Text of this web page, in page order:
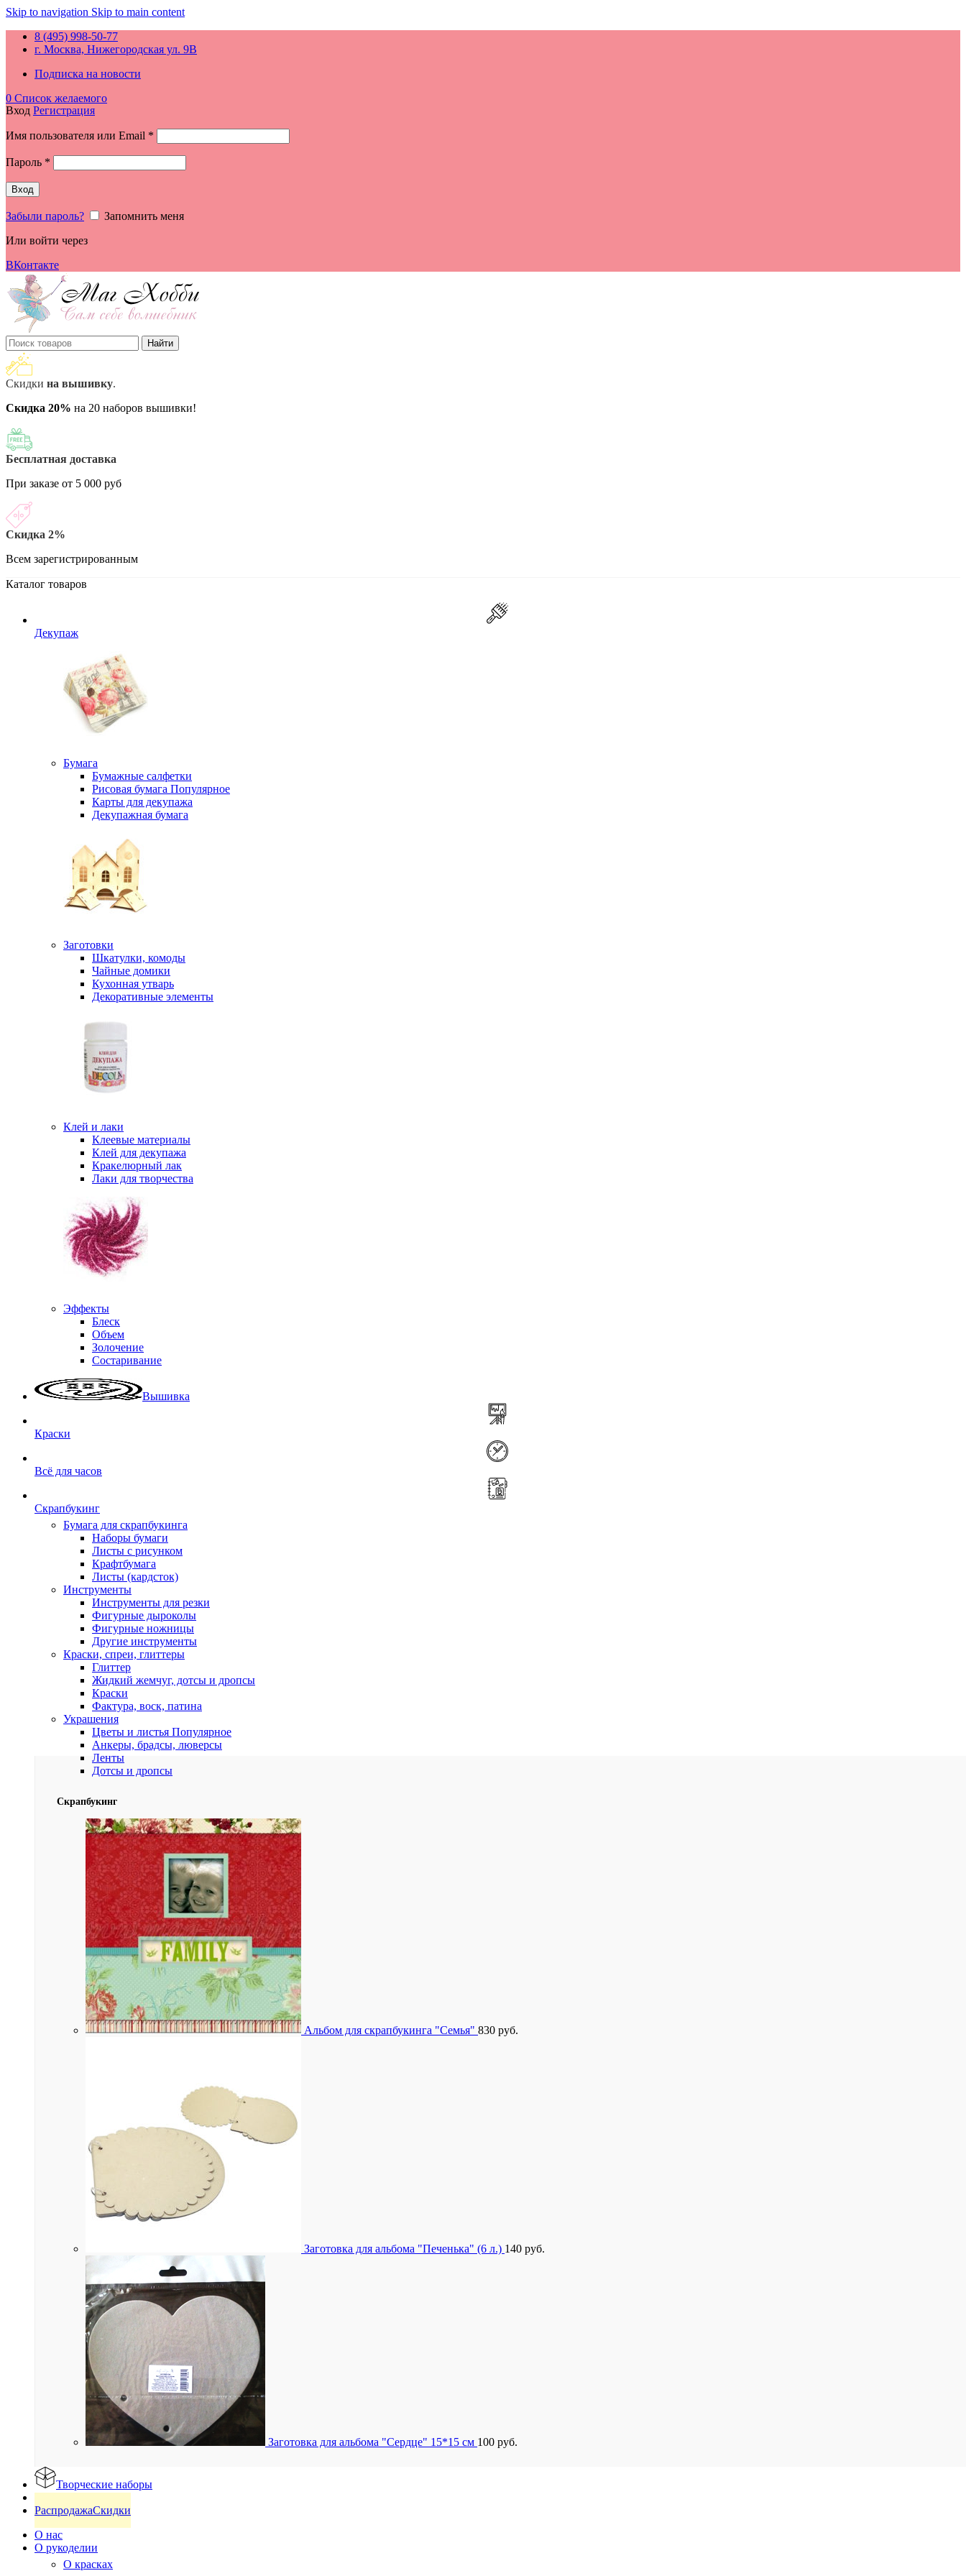
Skip to navigation Skip to main content
8 (495) 998-50-77
г. Москва, Нижегородская ул. 9В
Подписка на новости
0 Список желаемого
Вход Регистрация
Имя пользователя или Email *
Пароль *
Вход
Забыли пароль?
Запомнить меня
Или войти через
ВКонтакте
Найти
Скидки на вышивку.
Скидка 20% на 20 наборов вышивки!
Бесплатная доставка
При заказе от 5 000 руб
Скидка 2%
Всем зарегистрированным
Каталог товаров
Декупаж
Бумага
Бумажные салфетки
Рисовая бумага Популярное
Карты для декупажа
Декупажная бумага
Заготовки
Шкатулки, комоды
Чайные домики
Кухонная утварь
Декоративные элементы
Клей и лаки
Клеевые материалы
Клей для декупажа
Кракелюрный лак
Лаки для творчества
Эффекты
Блеск
Объем
Золочение
Состаривание
Вышивка
Краски
Всё для часов
Скрапбукинг
Бумага для скрапбукинга
Наборы бумаги
Листы с рисунком
Крафтбумага
Листы (кардсток)
Инструменты
Инструменты для резки
Фигурные дыроколы
Фигурные ножницы
Другие инструменты
Краски, спреи, глиттеры
Глиттер
Жидкий жемчуг, дотсы и дропсы
Краски
Фактура, воск, патина
Украшения
Цветы и листья Популярное
Анкеры, брадсы, люверсы
Ленты
Дотсы и дропсы
Скрапбукинг
Альбом для скрапбукинга "Семья" 830 руб.
Заготовка для альбома "Печенька" (6 л.) 140 руб.
Заготовка для альбома "Сердце" 15*15 см 100 руб.
Творческие наборы
РаспродажаСкидки
О нас
О рукоделии
О красках